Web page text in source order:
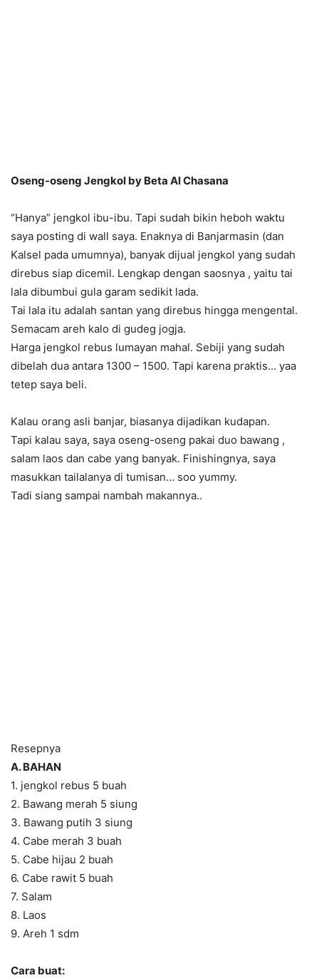
Oseng-oseng Jengkol by Beta Al Chasana
“Hanya” jengkol ibu-ibu. Tapi sudah bikin heboh waktu
saya posting di wall saya. Enaknya di Banjarmasin (dan
Kalsel pada umumnya), banyak dijual jengkol yang sudah
direbus siap dicemil. Lengkap dengan saosnya , yaitu tai
lala dibumbui gula garam sedikit lada.
Tai lala itu adalah santan yang direbus hingga mengental.
Semacam areh kalo di gudeg jogja.
Harga jengkol rebus lumayan mahal. Sebiji yang sudah
dibelah dua antara 1300 – 1500. Tapi karena praktis… yaa
tetep saya beli.
Kalau orang asli banjar, biasanya dijadikan kudapan.
Tapi kalau saya, saya oseng-oseng pakai duo bawang ,
salam laos dan cabe yang banyak. Finishingnya, saya
masukkan tailalanya di tumisan… soo yummy.
Tadi siang sampai nambah makannya..
Resepnya
A. BAHAN
1. jengkol rebus 5 buah
2. Bawang merah 5 siung
3. Bawang putih 3 siung
4. Cabe merah 3 buah
5. Cabe hijau 2 buah
6. Cabe rawit 5 buah
7. Salam
8. Laos
9. Areh 1 sdm
Cara buat: